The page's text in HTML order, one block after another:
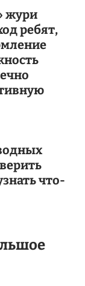
жури
ребят,
что-